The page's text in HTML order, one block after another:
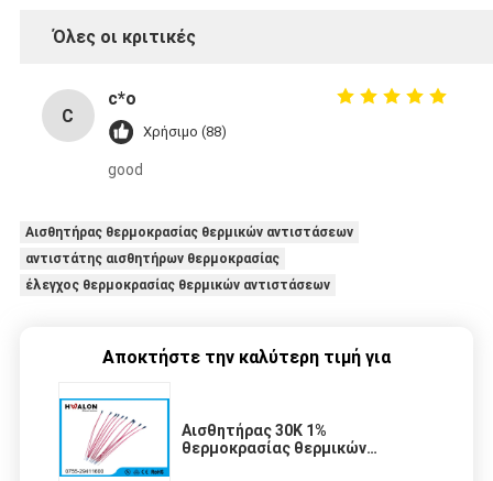
Όλες οι κριτικές
C
c*o
Χρήσιμο (88)
good
Αισθητήρας θερμοκρασίας θερμικών αντιστάσεων
αντιστάτης αισθητήρων θερμοκρασίας
έλεγχος θερμοκρασίας θερμικών αντιστάσεων
Αποκτήστε την καλύτερη τιμή για
Αισθητήρας 30K 1%
θερμοκρασίας θερμικών